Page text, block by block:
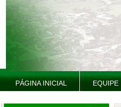
PÁGINA INICIAL EQUIPE